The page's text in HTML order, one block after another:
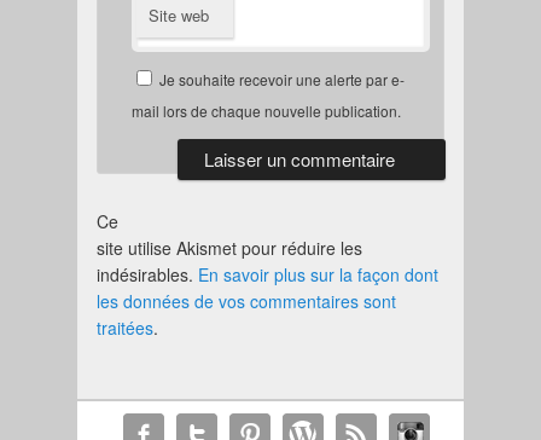
Site web
Je souhaite recevoir une alerte par e-
mail lors de chaque nouvelle publication.
Ce
site utilise Akismet pour réduire les
indésirables. En savoir plus sur la façon dont
les données de vos commentaires sont
traitées.